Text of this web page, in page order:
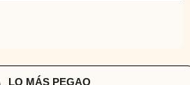
LO MÁS PEGAO